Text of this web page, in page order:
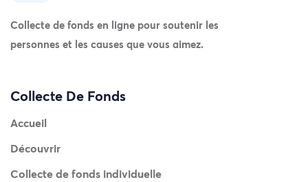
Collecte de fonds en ligne pour soutenir les
personnes et les causes que vous aimez.
Collecte De Fonds
Accueil
Découvrir
Collecte de fonds individuelle